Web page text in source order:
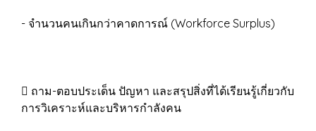
- จำนวนคนเกินกว่าคาดการณ์ (Workforce Surplus)
 ถาม-ตอบประเด็น ปัญหา และสรุปสิ่งที่ได้เรียนรู้เกี่ยวกับ
การวิเคราะห์และบริหารกำลังคน